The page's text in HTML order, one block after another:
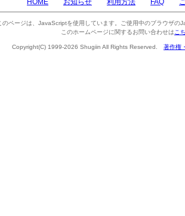
HOME お知らせ 利用方法 FAQ
のページは、JavaScriptを使用しています。ご使用中のブラウザの
このホームページに関するお問い合わせは こ
Copyright(C) 1999-2026 Shugiin All Rights Reserved. 著作権